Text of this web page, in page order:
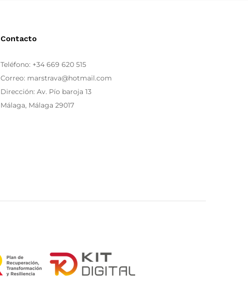
Contacto
Teléfono: +34 669 620 515
Correo: marstrava@hotmail.com
Dirección: Av. Pío baroja 13
Málaga, Málaga 29017